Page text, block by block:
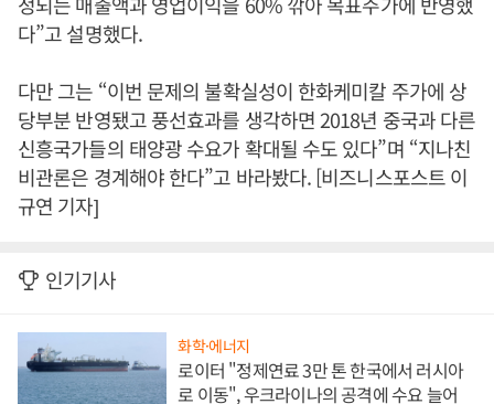
다”고 설명했다.
다만 그는 “이번 문제의 불확실성이 한화케미칼 주가에 상
당부분 반영됐고 풍선효과를 생각하면 2018년 중국과 다른
신흥국가들의 태양광 수요가 확대될 수도 있다”며 “지나친
비관론은 경계해야 한다”고 바라봤다. [비즈니스포스트 이
규연 기자]
인기기사
화학·에너지
로이터 "정제연료 3만 톤 한국에서 러시아
로 이동", 우크라이나의 공격에 수요 늘어